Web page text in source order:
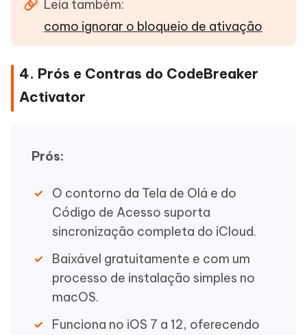
Leia também:
como ignorar o bloqueio de ativação
4. Prós e Contras do CodeBreaker
Activator
Prós:
O contorno da Tela de Olá e do
Código de Acesso suporta
sincronização completa do iCloud.
Baixável gratuitamente e com um
processo de instalação simples no
macOS.
Funciona no iOS 7 a 12, oferecendo